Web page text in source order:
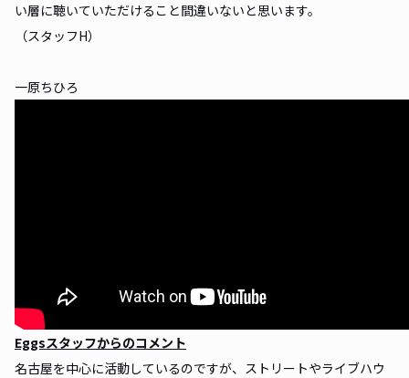
い層に聴いていただけること間違いないと思います。
（スタッフH）
一原ちひろ
Eggsスタッフからのコメント
名古屋を中心に活動しているのですが、ストリートやライブハウ